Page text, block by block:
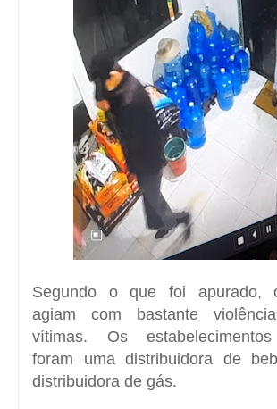
Segundo o que foi apurado,
agiam com bastante
vítimas. Os
foram uma distribuidora de
distribuidora de gás.